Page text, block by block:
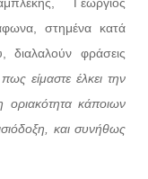
στημένα κατά
διαλαλούν φράσεις
είμαστε έλκει την
κάποιων
και συνήθως